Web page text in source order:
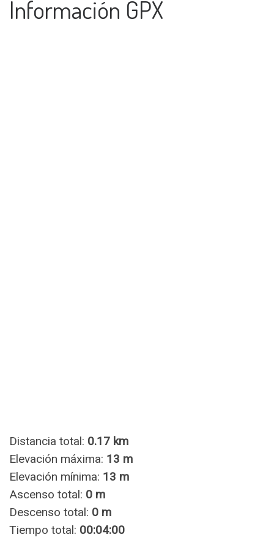
Información GPX
Distancia total: 0.17 km
Elevación máxima: 13 m
Elevación mínima: 13 m
Ascenso total: 0 m
Descenso total: 0 m
Tiempo total: 00:04:00